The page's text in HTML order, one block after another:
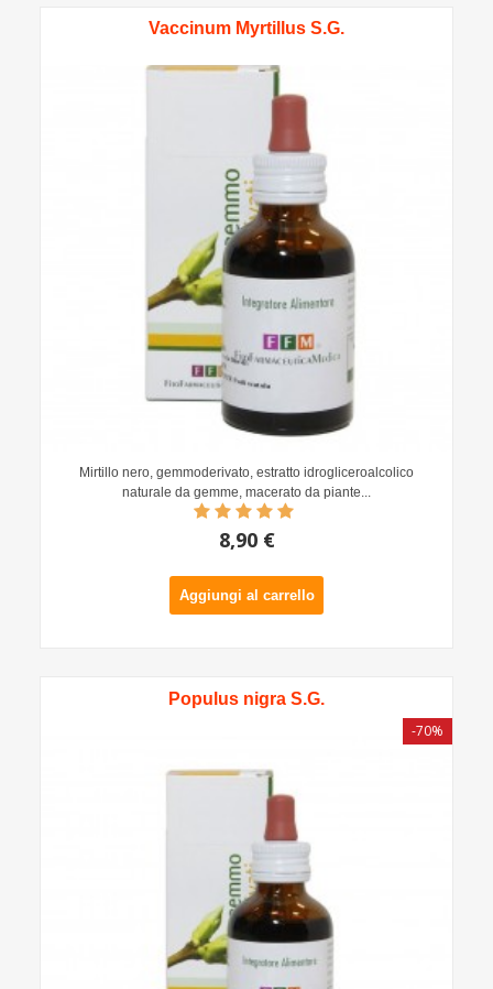
Vaccinum Myrtillus S.G.
Mirtillo nero, gemmoderivato, estratto idrogliceroalcolico
naturale da gemme, macerato da piante...
8,90 €
Aggiungi al carrello
Populus nigra S.G.
-70%